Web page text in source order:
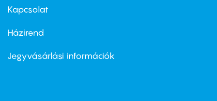
firstKapcsolat
Footer
second
Házirend
Jegyvásárlási információk